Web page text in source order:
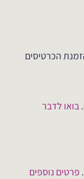
הכרטיסים
בואו לדבר
פרטים נוספים